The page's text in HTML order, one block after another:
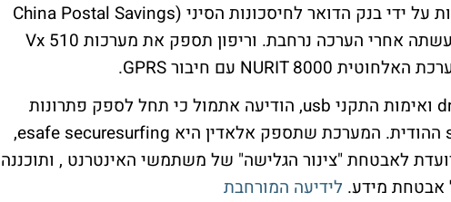
ספק יחיד של מערות תשלום אלקטרוניות על ידי בנק הדואר לחיסכונות הסיני (China Postal Savings
Bank). מהחברה נמסר, כי הבחירה בה נעשתה אחרי הערכה נרחבת. וריפון תספק את מערכות Vx 510
חברת אלדין חו"ל, יצרנית מערכות ה- drm ואימות התקני usb, הודיעה אתמול כי תחל לספק פתרונות
אבטחה ללקוחות חברת securesynergy ההודית. המערכת שתספק אלאדין היא esafe securesurfing,
לאבטחת "צינור הגלישה" של משתמשי האינטרנט , ותוכננה
אבטחת מידע. לידיעה המורחבת